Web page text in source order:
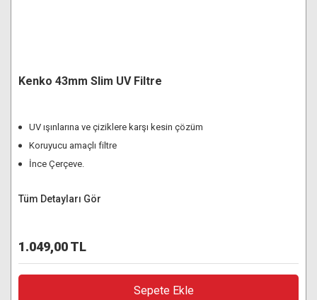
Kenko 43mm Slim UV Filtre
UV ışınlarına ve çiziklere karşı kesin çözüm
Koruyucu amaçlı filtre
İnce Çerçeve.
Tüm Detayları Gör
1.049,00 TL
Sepete Ekle